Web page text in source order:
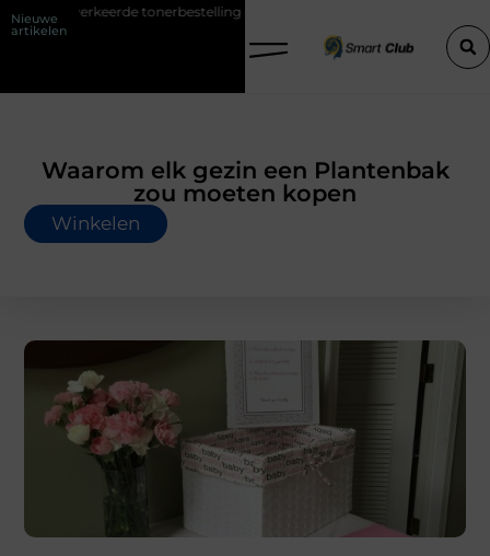
Nieuwe
artikelen
bij HP printers Onzichtbare sokken met maximaal
Waarom elk gezin een Plantenbak
zou moeten kopen
Winkelen